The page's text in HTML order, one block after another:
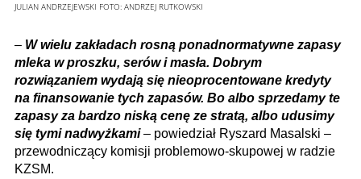
JULIAN ANDRZEJEWSKI FOTO: ANDRZEJ RUTKOWSKI
– W wielu zakładach rosną ponadnormatywne zapasy
mleka w proszku, serów i masła. Dobrym
rozwiązaniem wydają się nieoprocentowane kredyty
na finansowanie tych zapasów. Bo albo sprzedamy te
zapasy za bardzo niską cenę ze stratą, albo udusimy
się tymi nadwyżkami – powiedział Ryszard Masalski –
przewodniczący komisji problemowo-skupowej w radzie
KZSM.